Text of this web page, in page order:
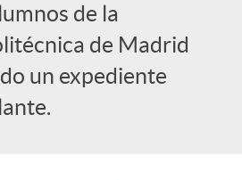
de la
de Madrid
un expediente